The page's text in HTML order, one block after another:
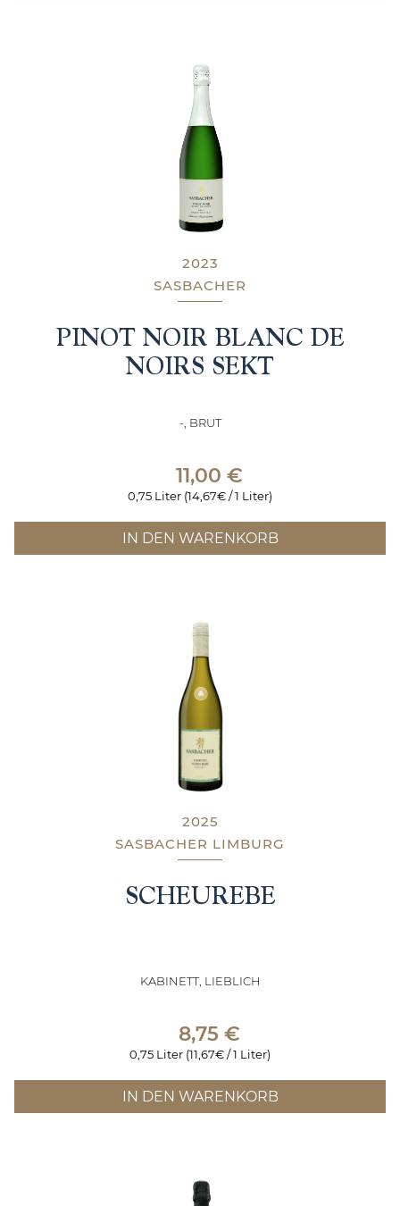
2023
SASBACHER
PINOT NOIR BLANC DE
NOIRS SEKT
-, BRUT
11,00 €
0,75 Liter (14,67€ / 1 Liter)
IN DEN WARENKORB
2025
SASBACHER LIMBURG
SCHEUREBE
KABINETT, LIEBLICH
8,75 €
0,75 Liter (11,67€ / 1 Liter)
IN DEN WARENKORB